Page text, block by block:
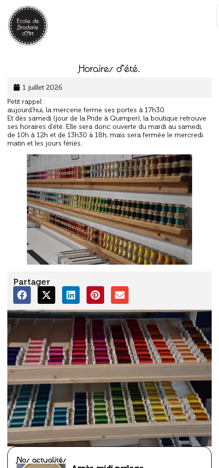
:
Horaires d’été.
1 juillet 2026
Petit rappel :
aujourd’hui, la mercerie ferme ses portes à 17h30.
Et dès samedi (jour de la Pride à Quimper), la boutique retrouve
ses horaires d’été. Elle sera donc ouverte du mardi au samedi,
de 10h à 12h et de 13h30 à 18h, mais sera fermée le mercredi
matin et les jours fériés.
Partager
Nos actualités
Panneau de gestion des cookies